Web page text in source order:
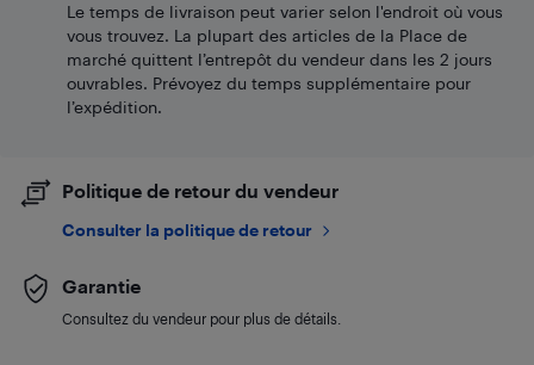
Le temps de livraison peut varier selon l'endroit où vous
vous trouvez. La plupart des articles de la Place de
marché quittent l’entrepôt du vendeur dans les 2 jours
ouvrables. Prévoyez du temps supplémentaire pour
l’expédition.
Politique de retour du vendeur
Consulter la politique de retour
Garantie
Consultez du vendeur pour plus de détails.